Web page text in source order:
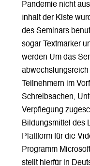
Pandemie nicht
Inhalt der Kiste
des Seminars
sogar Textmarker
werden Um das
Teilnehmern im
Schreibsachen,
Verpflegung
Bildungsmittel des
Plattform für die
Programm
stellt hierfür in